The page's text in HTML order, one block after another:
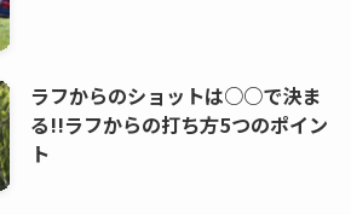
ラフからのショットは○○で決ま
る!!ラフからの打ち方5つのポイン
ト